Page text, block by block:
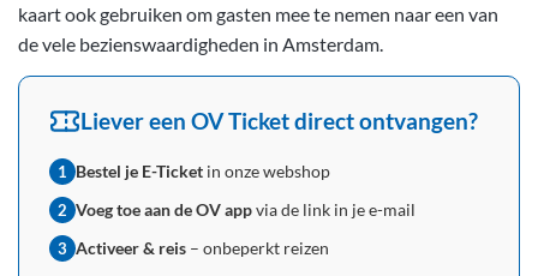
kaart ook gebruiken om gasten mee te nemen naar een van
de vele bezienswaardigheden in Amsterdam.
Liever een OV Ticket direct ontvangen?
1 Bestel je E-Ticket in onze webshop
2 Voeg toe aan de OV appvia de link in je e-mail
3 Activeer & reis – onbeperkt reizen